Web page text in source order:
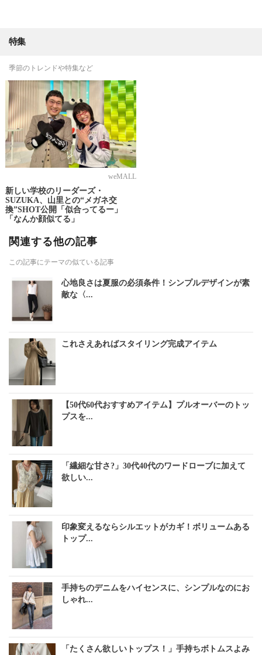
特集
季節のトレンドや特集など
weMALL
新しい学校のリーダーズ・
SUZUKA、山里との“メガネ交
換”SHOT公開「似合ってるー」
「なんか顔似てる」
関連する他の記事
この記事にテーマの似ている記事
心地良さは夏服の必須条件！シンプルデザインが素
敵な〈...
これさえあればスタイリング完成アイテム
【50代60代おすすめアイテム】プルオーバーのトッ
プスを...
「繊細な甘さ?」30代40代のワードローブに加えて
欲しい...
印象変えるならシルエットがカギ！ボリュームある
トップ...
手持ちのデニムをハイセンスに、シンプルなのにお
しゃれ...
「たくさん欲しいトップス！」手持ちボトムスよみ